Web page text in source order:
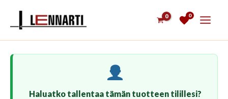
0
Haluatko tallentaa tämän tuotteen tilillesi?